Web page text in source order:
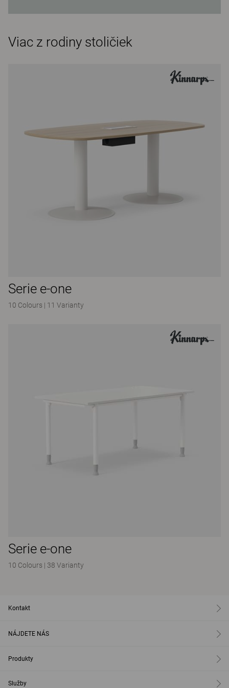
Viac z rodiny stoličiek
Serie e-one
10 Colours | 11 Varianty
Serie e-one
10 Colours | 38 Varianty
Kontakt
NÁJDETE NÁS
Produkty
Služby